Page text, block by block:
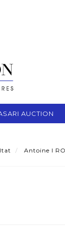
AUCTION
Antoine I